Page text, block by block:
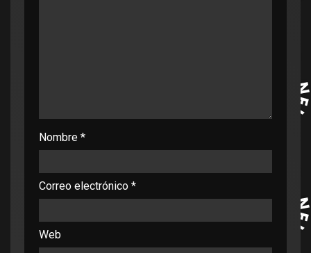
Nombre *
Correo electrónico *
Web